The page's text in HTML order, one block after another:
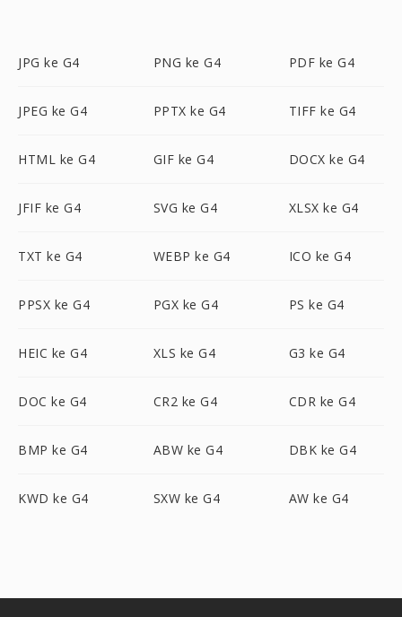
JPG ke G4 PNG ke G4 PDF ke G4
JPEG ke G4 PPTX ke G4 TIFF ke G4
HTML ke G4 GIF ke G4 DOCX ke G4
JFIF ke G4 SVG ke G4 XLSX ke G4
TXT ke G4 WEBP ke G4 ICO ke G4
PPSX ke G4 PGX ke G4 PS ke G4
HEIC ke G4 XLS ke G4 G3 ke G4
DOC ke G4 CR2 ke G4 CDR ke G4
BMP ke G4 ABW ke G4 DBK ke G4
KWD ke G4 SXW ke G4 AW ke G4